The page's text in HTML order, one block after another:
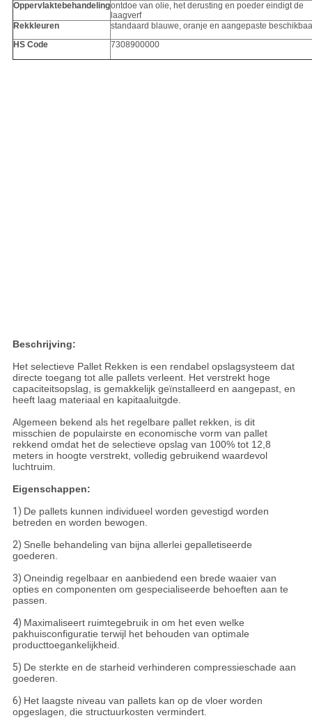
Oppervlaktebehandelingontdoe van olie, het derusting en poeder eindigt de
laagverf
Rekkleuren
standaard blauwe, oranje en aangepaste
HS Code
7308900000
Beschrijving:
Het selectieve Pallet Rekken is een rendabel opslagsysteem dat
directe toegang tot alle pallets verleent. Het verstrekt hoge
capaciteitsopslag, is gemakkelijk geïnstalleerd en aangepast, en
heeft laag materiaal en kapitaaluitgde.
Algemeen bekend als het regelbare pallet rekken, is dit
misschien de populairste en economische vorm van pallet
rekkend omdat het de selectieve opslag van 100% tot 12,8
meters in hoogte verstrekt, volledig gebruikend waardevol
luchtruim.
Eigenschappen:
1) De pallets kunnen individueel worden gevestigd worden
betreden en worden bewogen.
2) Snelle behandeling van bijna allerlei gepalletiseerde
goederen.
3) Oneindig regelbaar en aanbiedend een brede waaier van
opties en componenten om gespecialiseerde behoeften aan te
passen.
4) Maximaliseert ruimtegebruik in om het even welke
pakhuisconfiguratie terwijl het behouden van optimale
producttoegankelijkheid.
5) De sterkte en de starheid verhinderen compressieschade aan
goederen.
6) Het laagste niveau van pallets kan op de vloer worden
opgeslagen, die structuurkosten vermindert.